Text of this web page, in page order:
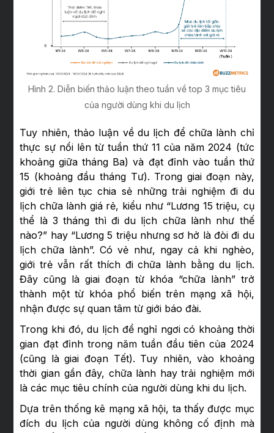
Hình 2. Diễn biến thảo luận theo tuần về top 3 mục tiêu
của người dùng khi du lịch
Tuy nhiên, thảo luận về du lịch để chữa lành chỉ
thực sự nổi lên từ tuần thứ 11 của năm 2024 (tức
khoảng giữa tháng Ba) và đạt đỉnh vào tuần thứ
15 (khoảng đầu tháng Tư). Trong giai đoạn này,
giới trẻ liên tục chia sẻ những trải nghiệm đi du
lịch chữa lành giá rẻ, kiểu như “Lương 15 triệu, cụ
thể là 3 tháng thì đi du lịch chữa lành như thế
nào?” hay “Lương 5 triệu nhưng sơ hở là đòi đi du
lịch chữa lành”. Có vẻ như, ngay cả khi nghèo,
giới trẻ vẫn rất thích đi chữa lành bằng du lịch.
Đây cũng là giai đoạn từ khóa “chữa lành” trở
thành một từ khóa phổ biến trên mạng xã hội,
nhận được sự quan tâm từ giới báo đài.
Trong khi đó, du lịch để nghỉ ngơi có khoảng thời
gian đạt đỉnh trong năm tuần đầu tiên của 2024
(cũng là giai đoạn Tết). Tuy nhiên, vào khoảng
thời gian gần đây, chữa lành hay trải nghiệm mới
là các mục tiêu chính của người dùng khi du lịch.
Dựa trên thống kê mạng xã hội, ta thấy được mục
đích du lịch của người dùng không cố định mà